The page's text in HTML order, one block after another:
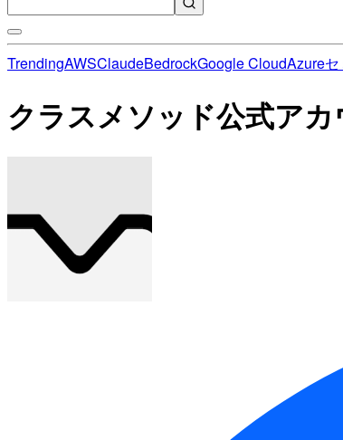
TrendingAWSClaudeBedrockGoogle CloudAzure
クラスメソッド公式ア